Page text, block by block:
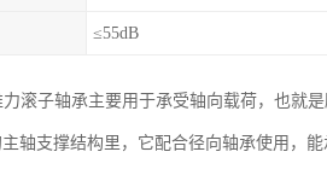
≤55dB
滚子轴承主要用于承受轴向载荷，也就
轴支撑结构里，它配合径向轴承使用，